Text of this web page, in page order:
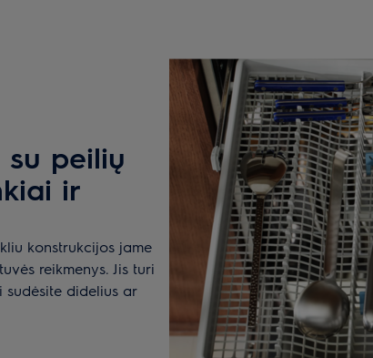
su peilių
ir
konstrukcijos jame
reikmenys. Jis turi
didelius ar